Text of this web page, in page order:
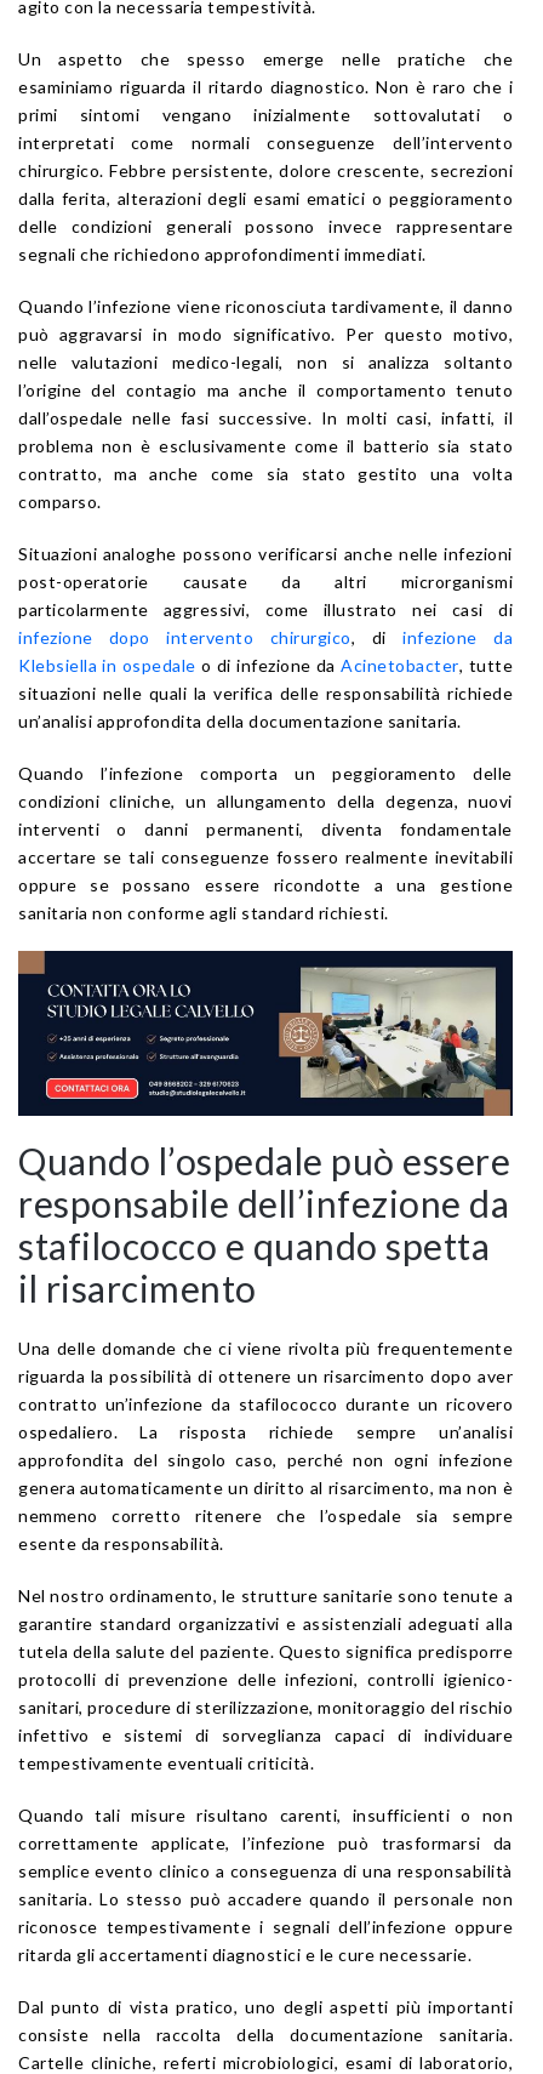
agito con la necessaria tempestività.
Un aspetto che spesso emerge nelle pratiche che
esaminiamo riguarda il ritardo diagnostico. Non è raro che i
primi sintomi vengano inizialmente sottovalutati o
interpretati come normali conseguenze dell’intervento
chirurgico. Febbre persistente, dolore crescente, secrezioni
dalla ferita, alterazioni degli esami ematici o peggioramento
delle condizioni generali possono invece rappresentare
segnali che richiedono approfondimenti immediati.
Quando l’infezione viene riconosciuta tardivamente, il danno
può aggravarsi in modo significativo. Per questo motivo,
nelle valutazioni medico-legali, non si analizza soltanto
l’origine del contagio ma anche il comportamento tenuto
dall’ospedale nelle fasi successive. In molti casi, infatti, il
problema non è esclusivamente come il batterio sia stato
contratto, ma anche come sia stato gestito una volta
comparso.
Situazioni analoghe possono verificarsi anche nelle infezioni
post-operatorie causate da altri microrganismi
particolarmente aggressivi, come illustrato nei casi di
infezione dopo intervento chirurgico, diinfezione da
Klebsiella in ospedale o di infezione daAcinetobacter, tutte
situazioni nelle quali la verifica delle responsabilità richiede
un’analisi approfondita della documentazione sanitaria.
Quando l’infezione comporta un peggioramento delle
condizioni cliniche, un allungamento della degenza, nuovi
interventi o danni permanenti, diventa fondamentale
accertare se tali conseguenze fossero realmente inevitabili
oppure se possano essere ricondotte a una gestione
sanitaria non conforme agli standard richiesti.
Quando l’ospedale può essere
responsabile dell’infezione da
stafilococco e quando spetta
il risarcimento
Una delle domande che ci viene rivolta più frequentemente
riguarda la possibilità di ottenere un risarcimento dopo aver
contratto un’infezione da stafilococco durante un ricovero
ospedaliero. La risposta richiede sempre un’analisi
approfondita del singolo caso, perché non ogni infezione
genera automaticamente un diritto al risarcimento, ma non è
nemmeno corretto ritenere che l’ospedale sia sempre
esente da responsabilità.
Nel nostro ordinamento, le strutture sanitarie sono tenute a
garantire standard organizzativi e assistenziali adeguati alla
tutela della salute del paziente. Questo significa predisporre
protocolli di prevenzione delle infezioni, controlli igienico-
sanitari, procedure di sterilizzazione, monitoraggio del rischio
infettivo e sistemi di sorveglianza capaci di individuare
tempestivamente eventuali criticità.
Quando tali misure risultano carenti, insufficienti o non
correttamente applicate, l’infezione può trasformarsi da
semplice evento clinico a conseguenza di una responsabilità
sanitaria. Lo stesso può accadere quando il personale non
riconosce tempestivamente i segnali dell’infezione oppure
ritarda gli accertamenti diagnostici e le cure necessarie.
Dal punto di vista pratico, uno degli aspetti più importanti
consiste nella raccolta della documentazione sanitaria.
Cartelle cliniche, referti microbiologici, esami di laboratorio,